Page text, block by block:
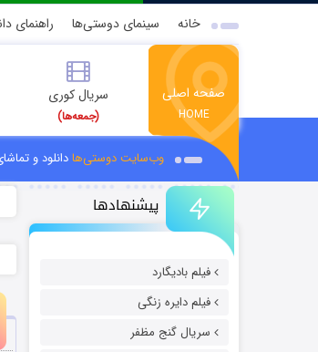
خانه سینمای دوستی‌ها راهنمای
صفحه اصلی
HOME
سریال کوری
(جمعه‌ها)
وب‌سایت دوستی‌هادانلود و
پیشنهادها
فیلم بادیگارد
فیلم دایره زنگی
سریال گنج مظفر